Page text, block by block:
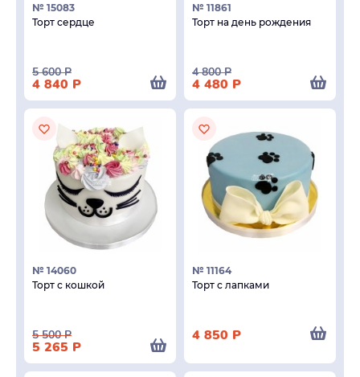
№ 15083
Торт сердце
5 600Р
4 840 Р
№ 11861
Торт на день рождения
4 800Р
4 480 Р
№ 14060
Торт с кошкой
5 500Р
5 265 Р
№ 11164
Торт с лапками
4 850 Р